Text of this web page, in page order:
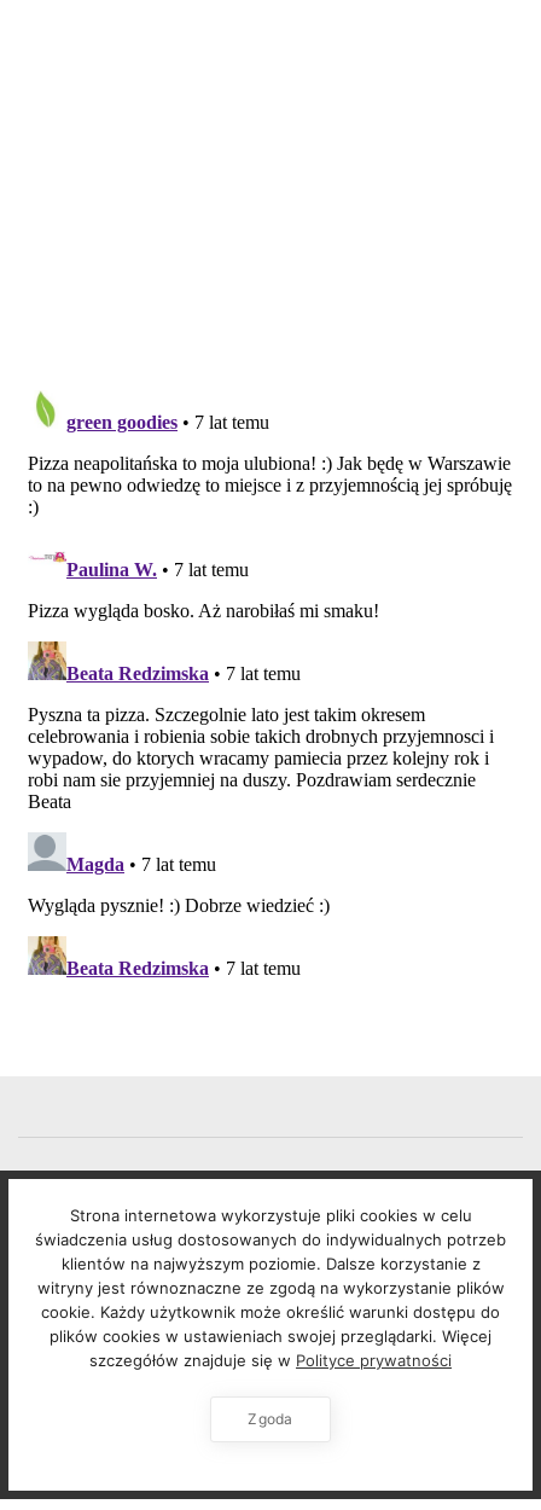
INSTAGRAM
FOLLOW: @GUESS_WHATPL
Instagram requires authorization to view a user
profile. Use autorized account in widget settings
SHOP MY STYLE TRAVEL CATEGORIES
Strona internetowa wykorzystuje pliki cookies w celu
świadczenia usług dostosowanych do indywidualnych potrzeb
klientów na najwyższym poziomie. Dalsze korzystanie z
witryny jest równoznaczne ze zgodą na wykorzystanie plików
cookie. Każdy użytkownik może określić warunki dostępu do
plików cookies w ustawieniach swojej przeglądarki. Więcej
szczegółów znajduje się w Polityce prywatności
Zgoda